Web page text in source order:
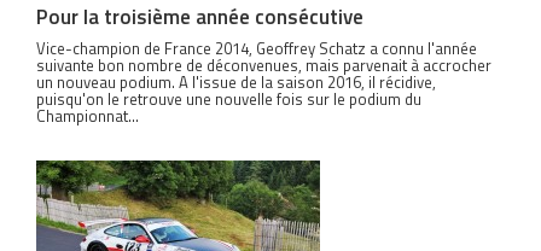
Pour la troisième année consécutive
Vice-champion de France 2014, Geoffrey Schatz a connu l'année
suivante bon nombre de déconvenues, mais parvenait à accrocher
un nouveau podium. A l'issue de la saison 2016, il récidive,
puisqu'on le retrouve une nouvelle fois sur le podium du
Championnat...